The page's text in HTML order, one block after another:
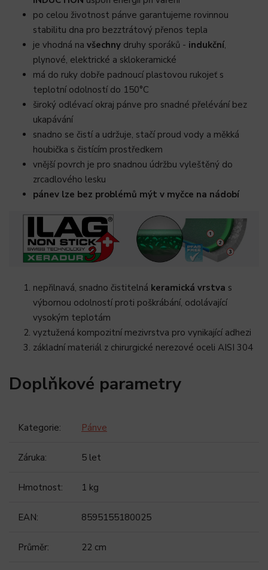
po celou životnost pánve garantujeme rovinnou
stabilitu dna pro bezztrátový přenos tepla
je vhodná na všechny druhy sporáků - indukční,
plynové, elektrické a sklokeramické
má do ruky dobře padnoucí plastovou rukojeť s
teplotní odolností do 150°C
široký odlévací okraj pánve pro snadné přelévání bez
ukapávání
snadno se čistí a udržuje, stačí proud vody a měkká
houbička s čistícím prostředkem
vnější povrch je pro snadnou údržbu vyleštěný do
zrcadlového lesku
pánev lze bez problémů mýt v myčce na nádobí
nepřilnavá, snadno čistitelná keramická vrstva s
výbornou odolností proti poškrábání, odolávající
vysokým teplotám
vyztužená kompozitní mezivrstva pro vynikající adhezi
základní materiál z chirurgické nerezové oceli AISI 304
Doplňkové parametry
Kategorie: Pánve
Záruka: 5 let
Hmotnost: 1 kg
EAN: 8595155180025
Průměr: 22 cm